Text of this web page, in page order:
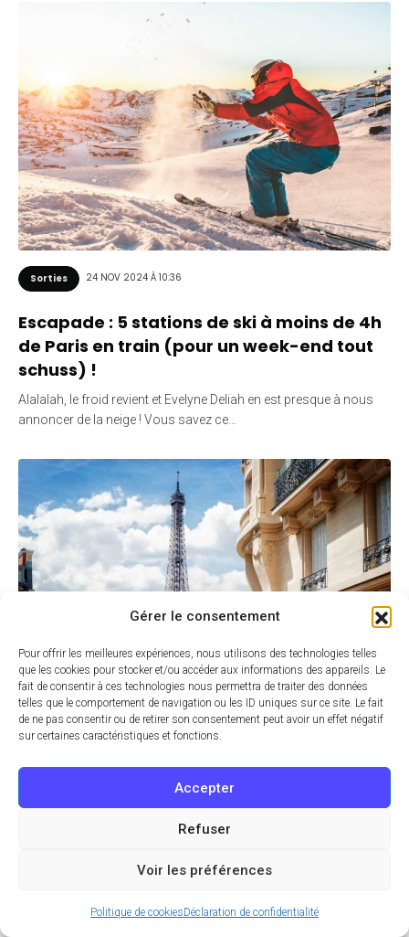
Gérer le consentement
Pour offrir les meilleures expériences, nous utilisons des technologies telles
que les cookies pour stocker et/ou accéder aux informations des appareils. Le
fait de consentir à ces technologies nous permettra de traiter des données
telles que le comportement de navigation ou les ID uniques sur ce site. Le fait
de ne pas consentir ou de retirer son consentement peut avoir un effet négatif
sur certaines caractéristiques et fonctions.
Accepter
Refuser
Voir les préférences
Politique de cookiesDéclaration de confidentialité
Sorties 24 NOV 2024 À 10:36
Escapade : 5 stations de ski à moins de 4h
de Paris en train (pour un week-end tout
schuss) !
Alalalah, le froid revient et Evelyne Deliah en est presque à nous
annoncer de la neige ! Vous savez ce…
Actu 20 NOV 2024 À 7:15
Vers la fin de l’encadrement des loyers à
Paris ? Le Conseil d’État porte un coup
terrible aux locataires
sonner le glas de l’encadrement des loyers dans la capitale.…